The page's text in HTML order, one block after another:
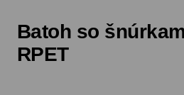
Batoh so
RPET